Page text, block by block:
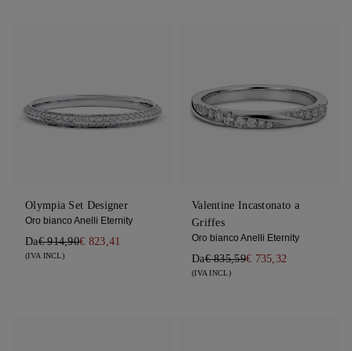
Olympia Set Designer
Oro bianco Anelli Eternity
Da€ 914,90€ 823,41
(IVA INCL)
Valentine Incastonato a
Griffes
Oro bianco Anelli Eternity
Da€ 835,59€ 735,32
(IVA INCL)